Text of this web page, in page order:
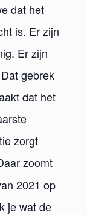
dat het
is. Er zijn
Er zijn
gebrek
dat het
zorgt
zoomt
2021 op
je wat de